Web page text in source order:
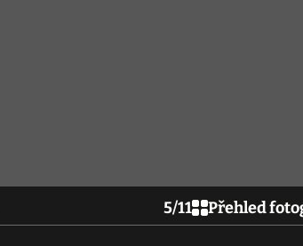
5/11 Přehled